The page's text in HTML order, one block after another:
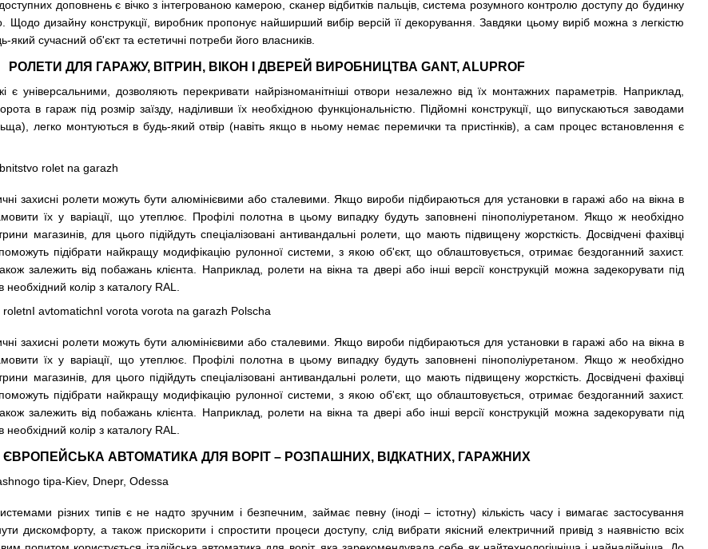
доповнень є вічко з інтегрованою камерою, сканер відбитків пальців, система розумного контролю доступу до будинку
Щодо дизайну конструкції, виробник пропонує найширший вибір версій її декорування. Завдяки цьому виріб можна з легкістю
який сучасний об'єкт та естетичні потреби його власників.
РОЛЕТИ ДЛЯ ГАРАЖУ, ВІТРИН, ВІКОН І ДВЕРЕЙ ВИРОБНИЦТВА GANT, ALUPROF
є універсальними, дозволяють перекривати найрізноманітніші отвори незалежно від їх монтажних параметрів. Наприклад,
в гараж під розмір заїзду, наділивши їх необхідною функціональністю. Підйомні конструкції, що випускаються заводами
легко монтуються в будь-який отвір (навіть якщо в ньому немає перемички та пристінків), а сам процес встановлення є
захисні ролети можуть бути алюмінієвими або сталевими. Якщо вироби підбираються для установки в гаражі або на вікна в
їх у варіації, що утеплює. Профілі полотна в цьому випадку будуть заповнені пінополіуретаном. Якщо ж необхідно
магазинів, для цього підійдуть спеціалізовані антивандальні ролети, що мають підвищену жорсткість. Досвідчені фахівці
підібрати найкращу модифікацію рулонної системи, з якою об'єкт, що облаштовується, отримає бездоганний захист.
залежить від побажань клієнта. Наприклад, ролети на вікна та двері або інші версії конструкцій можна задекорувати під
колір з каталогу RAL.
захисні ролети можуть бути алюмінієвими або сталевими. Якщо вироби підбираються для установки в гаражі або на вікна в
їх у варіації, що утеплює. Профілі полотна в цьому випадку будуть заповнені пінополіуретаном. Якщо ж необхідно
магазинів, для цього підійдуть спеціалізовані антивандальні ролети, що мають підвищену жорсткість. Досвідчені фахівці
підібрати найкращу модифікацію рулонної системи, з якою об'єкт, що облаштовується, отримає бездоганний захист.
залежить від побажань клієнта. Наприклад, ролети на вікна та двері або інші версії конструкцій можна задекорувати під
колір з каталогу RAL.
ЄВРОПЕЙСЬКА АВТОМАТИКА ДЛЯ ВОРІТ – РОЗПАШНИХ, ВІДКАТНИХ, ГАРАЖНИХ
різних типів є не надто зручним і безпечним, займає певну (іноді – істотну) кількість часу і вимагає застосування
дискомфорту, а також прискорити і спростити процеси доступу, слід вибрати якісний електричний привід з наявністю всіх